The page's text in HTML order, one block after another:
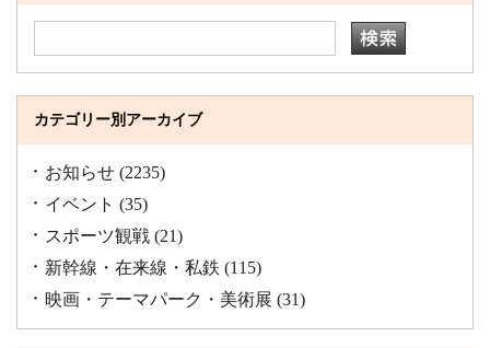
カテゴリー別アーカイブ
お知らせ (2235)
イベント (35)
スポーツ観戦 (21)
新幹線・在来線・私鉄 (115)
映画・テーマパーク・美術展 (31)